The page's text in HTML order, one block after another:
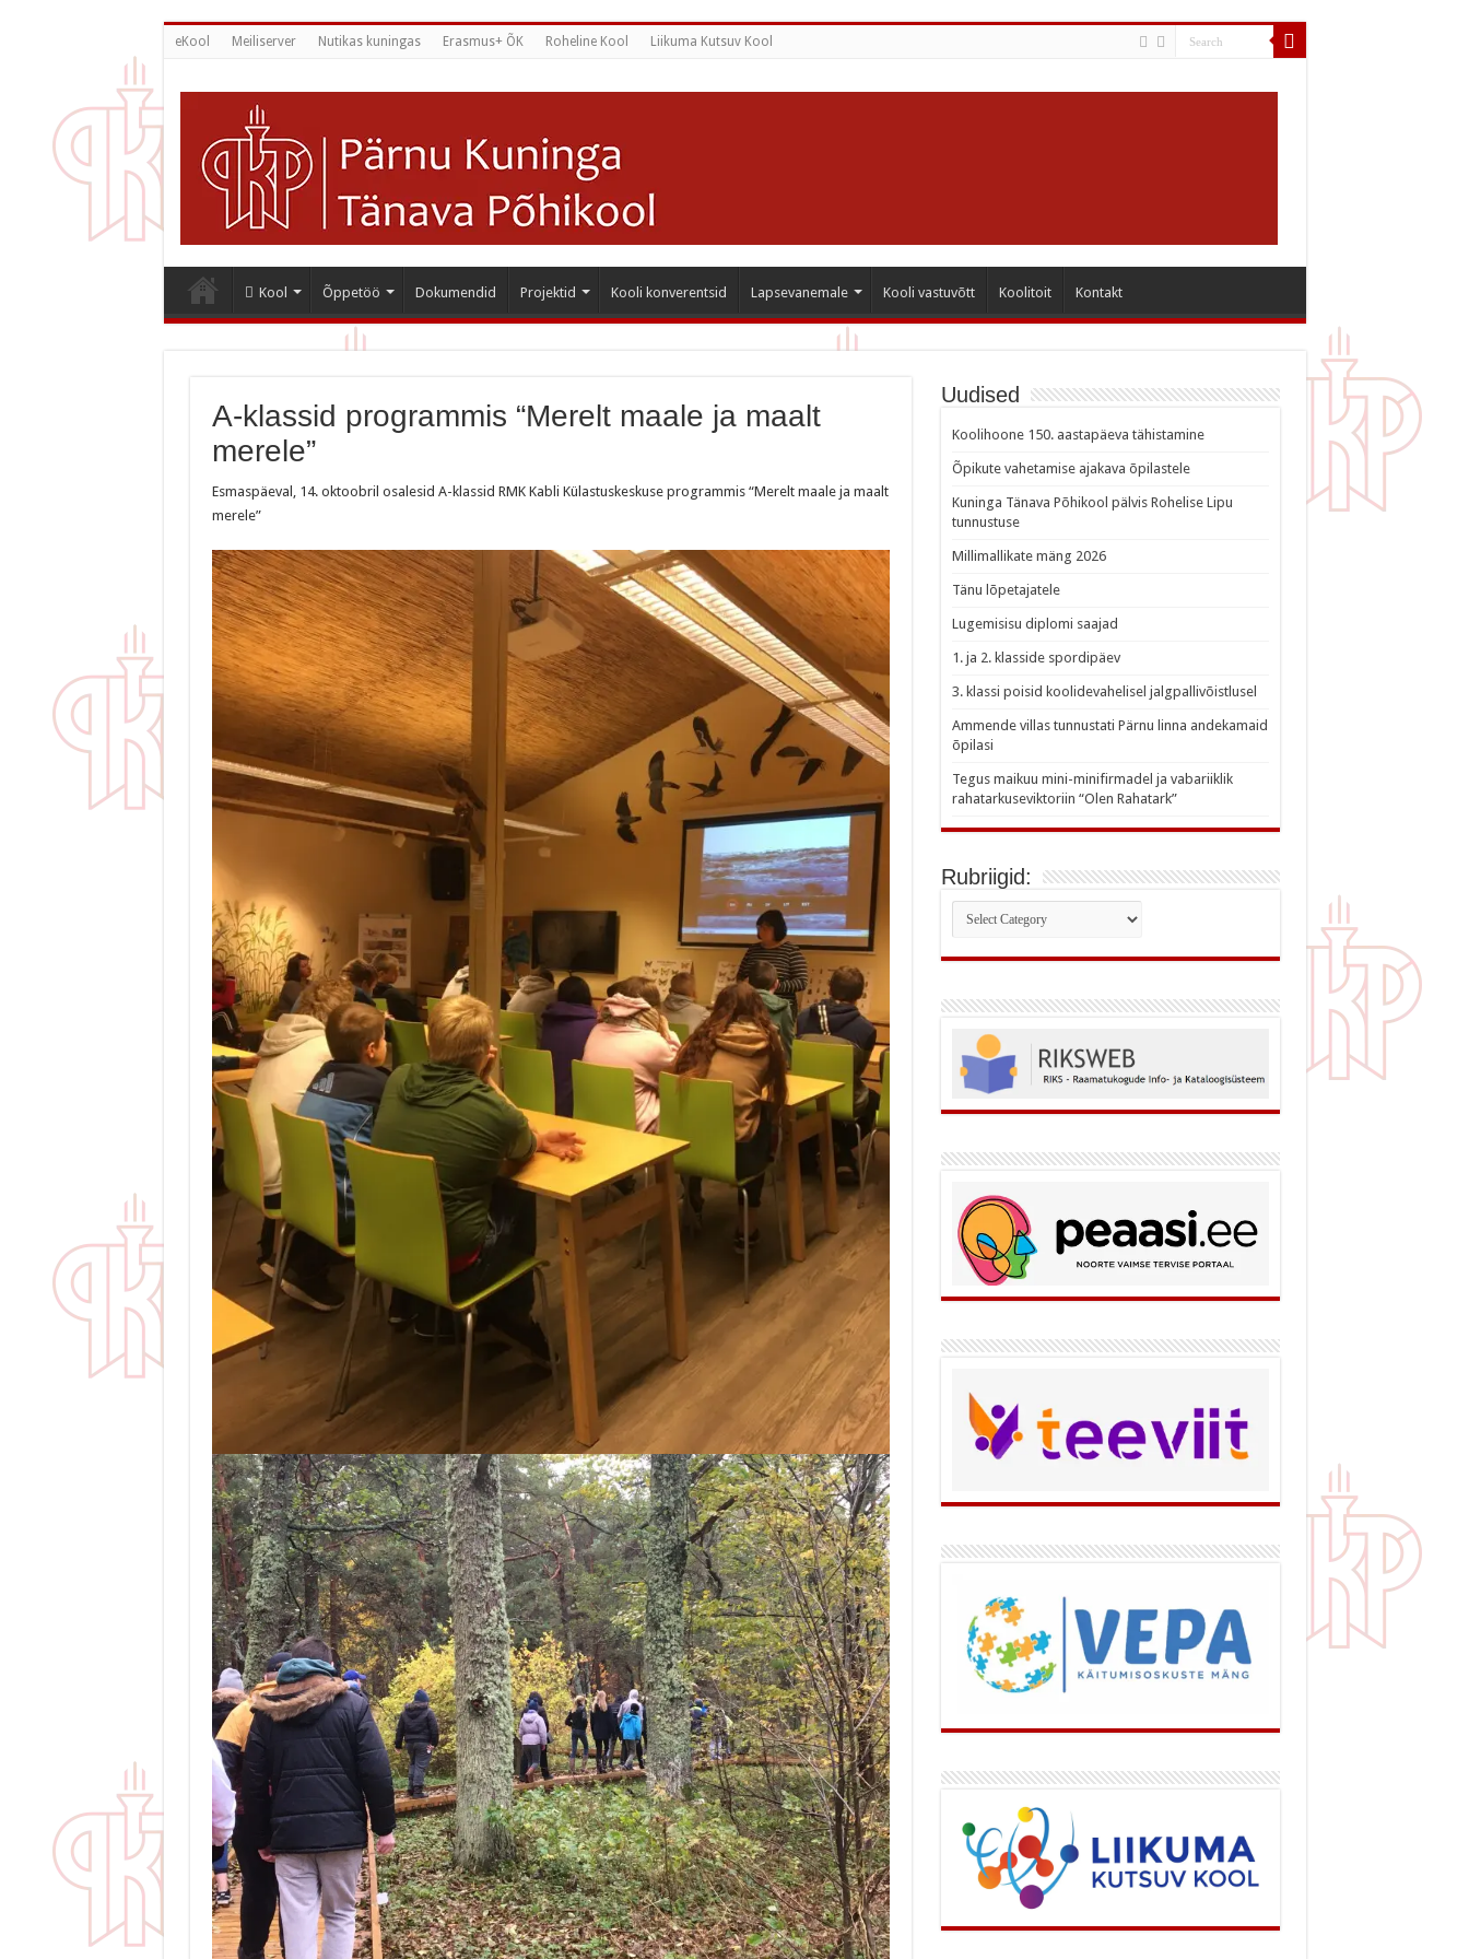
eKool Meiliserver Nutikas kuningas Erasmus+ ÕK Roheline Kool Liikuma Kutsuv Kool
Kool Õppetöö Dokumendid Projektid Kooli konverentsid Lapsevanemale Kooli vastuvõtt Koolitoit Kontakt
A-klassid programmis “Merelt maale ja maalt
merele”
Esmaspäeval, 14. oktoobril osalesid A-klassid RMK Kabli Külastuskeskuse programmis “Merelt maale ja maalt
merele”
Uudised
Koolihoone 150. aastapäeva tähistamine
Õpikute vahetamise ajakava õpilastele
Kuninga Tänava Põhikool pälvis Rohelise Lipu
tunnustuse
Millimallikate mäng 2026
Tänu lõpetajatele
Lugemisisu diplomi saajad
1. ja 2. klasside spordipäev
3. klassi poisid koolidevahelisel jalgpallivõistlusel
Ammende villas tunnustati Pärnu linna andekamaid
õpilasi
Tegus maikuu mini-minifirmadel ja vabariiklik
rahatarkuseviktoriin “Olen Rahatark”
Rubriigid:
Rubriigid: